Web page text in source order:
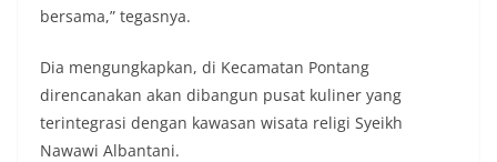
bersama,” tegasnya.
Dia mengungkapkan, di Kecamatan Pontang
direncanakan akan dibangun pusat kuliner yang
terintegrasi dengan kawasan wisata religi Syeikh
Nawawi Albantani.